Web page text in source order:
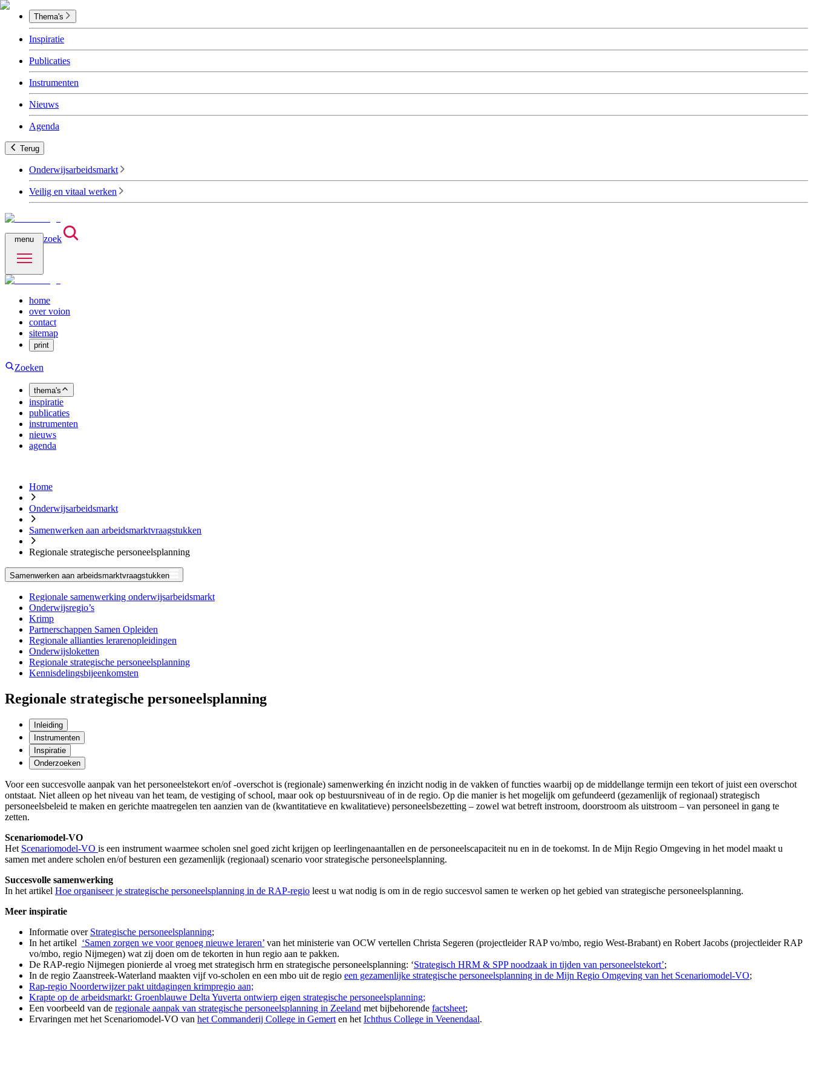
Thema's
Inspiratie
Publicaties
Instrumenten
Nieuws
Agenda
Terug
Onderwijsarbeidsmarkt
Veilig en vitaal werken
menu zoek
home
over voion
contact
sitemap
print
Zoeken
thema's
inspiratie
publicaties
instrumenten
nieuws
agenda
Home
Onderwijsarbeidsmarkt
Samenwerken aan arbeidsmarktvraagstukken
Regionale strategische personeelsplanning
Samenwerken aan arbeidsmarktvraagstukken
Regionale samenwerking onderwijsarbeidsmarkt
Onderwijsregio’s
Krimp
Partnerschappen Samen Opleiden
Regionale allianties lerarenopleidingen
Onderwijsloketten
Regionale strategische personeelsplanning
Kennisdelingsbijeenkomsten
Regionale strategische personeelsplanning
Inleiding
Instrumenten
Inspiratie
Onderzoeken
Voor een succesvolle aanpak van het personeelstekort en/of -overschot is (regionale) samenwerking én inzicht nodig in de vakken of functies waarbij op de middellange termijn een tekort of juist een overschot
ontstaat. Niet alleen op het niveau van het team, de vestiging of school, maar ook op bestuursniveau of in de regio. Op die manier is het mogelijk om gefundeerd (gezamenlijk of regionaal) strategisch
personeelsbeleid te maken en gerichte maatregelen ten aanzien van de (kwantitatieve en kwalitatieve) personeelsbezetting – zowel wat betreft instroom, doorstroom als uitstroom – van personeel in gang te
zetten.
Scenariomodel-VO
Het Scenariomodel-VO is een instrument waarmee scholen snel goed zicht krijgen op leerlingenaantallen en de personeelscapaciteit nu en in de toekomst. In de Mijn Regio Omgeving in het model maakt u
samen met andere scholen en/of besturen een gezamenlijk (regionaal) scenario voor strategische personeelsplanning.
Succesvolle samenwerking
In het artikel Hoe organiseer je strategische personeelsplanning in de RAP-regio leest u wat nodig is om in de regio succesvol samen te werken op het gebied van strategische personeelsplanning.
Meer inspiratie
Informatie over Strategische personeelsplanning;
In het artikel ‘Samen zorgen we voor genoeg nieuwe leraren’ van het ministerie van OCW vertellen Christa Segeren (projectleider RAP vo/mbo, regio West-Brabant) en Robert Jacobs (projectleider RAP
vo/mbo, regio Nijmegen) wat zij doen om de tekorten in hun regio aan te pakken.
De RAP-regio Nijmegen pionierde al vroeg met strategisch hrm en strategische personeelsplanning: ‘Strategisch HRM & SPP noodzaak in tijden van personeelstekort’;
In de regio Zaanstreek-Waterland maakten vijf vo-scholen en een mbo uit de regio een gezamenlijke strategische personeelsplanning in de Mijn Regio Omgeving van het Scenariomodel-VO;
Rap-regio Noorderwijzer pakt uitdagingen krimpregio aan;
Krapte op de arbeidsmarkt: Groenblauwe Delta Yuverta ontwierp eigen strategische personeelsplanning;
Een voorbeeld van de regionale aanpak van strategische personeelsplanning in Zeeland met bijbehorende factsheet;
Ervaringen met het Scenariomodel-VO van het Commanderij College in Gemerten hetIchthus College in Veenendaal.